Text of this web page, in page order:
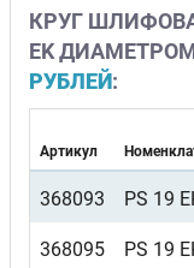
КРУГ
EK
РУБЛЕЙ:
Артикул
368093 PS 19
368095 PS 19